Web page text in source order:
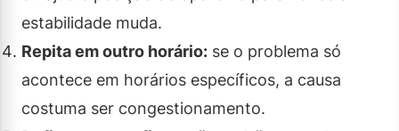
estabilidade muda.
Repita em outro horário: se o problema só
acontece em horários específicos, a causa
costuma ser congestionamento.